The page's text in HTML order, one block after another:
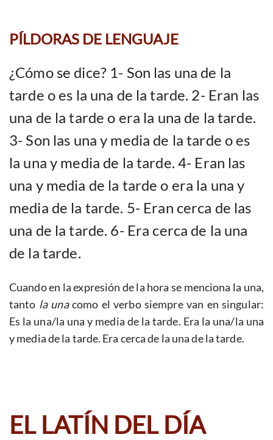
PÍLDORAS DE LENGUAJE
¿Cómo se dice? 1- Son las una de la
tarde o es la una de la tarde. 2- Eran las
una de la tarde o era la una de la tarde.
3- Son las una y media de la tarde o es
la una y media de la tarde. 4- Eran las
una y media de la tarde o era la una y
media de la tarde. 5- Eran cerca de las
una de la tarde. 6- Era cerca de la una
de la tarde.
Cuando en la expresión de la hora se menciona la una,
tanto la unacomo el verbo siempre van en singular:
Es la una/la una y media de la tarde. Era la una/la una
y media de la tarde. Era cerca de la una de la tarde.
EL LATÍN DEL DÍA